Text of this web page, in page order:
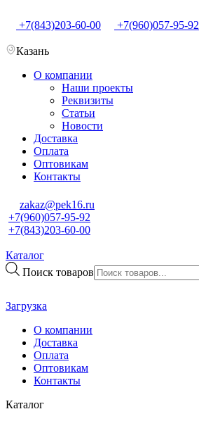
+7(843)203-60-00 +7(960)057-95-92
Казань
О компании
Наши проекты
Реквизиты
Статьи
Новости
Доставка
Оплата
Оптовикам
Контакты
zakaz@pek16.ru
+7(960)057-95-92
+7(843)203-60-00
Каталог
Поиск товаров
Загрузка
О компании
Доставка
Оплата
Оптовикам
Контакты
Каталог